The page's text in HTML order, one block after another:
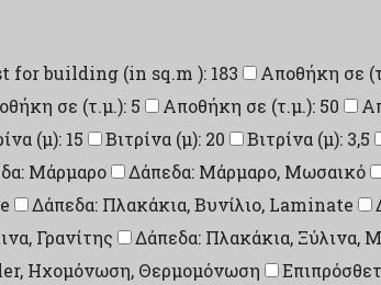
for building (in sq.m ): 183 Αποθήκη σε
σε (τ.μ.): 5 Αποθήκη σε (τ.μ.): 50
(μ): 15 Βιτρίνα (μ): 20 Βιτρίνα (μ): 3,5
Μάρμαρο Δάπεδα: Μάρμαρο, Μωσαικό
Δάπεδα: Πλακάκια, Βυνίλιο, Laminate
Γρανίτης Δάπεδα: Πλακάκια, Ξύλινα,
Ηχομόνωση, Θερμομόνωση